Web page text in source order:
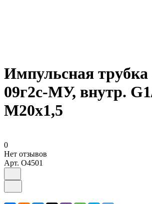
Импульсная трубка
09г2с-МУ, внутр.
М20х1,5
0
Нет отзывов
Арт. O4501